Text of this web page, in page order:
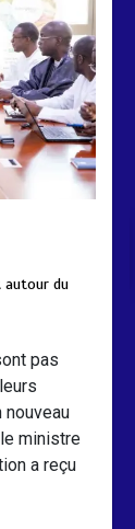
autour du
pas
nouveau
ministre
a reçu